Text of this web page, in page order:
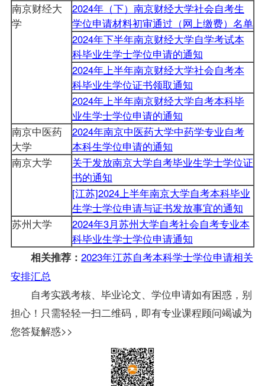
南京财经大
学
2024年（下）南京财经大学社会自考生
学位申请材料初审通过（网上缴费）名单
2024年下半年南京财经大学自学考试本
科毕业生学士学位申请的通知
2024年上半年南京财经大学社会自考本
科毕业生学位证书领取通知
2024年上半年南京财经大学自考本科毕
业生学士学位申请的通知
南京中医药
大学
2024年南京中医药大学中药学专业自考
本科生学位申请的通知
南京大学
关于发放南京大学自考毕业生学士学位证
书的通知
[江苏]2024上半年南京大学自考本科毕业
生学士学位申请与证书发放事宜的通知
苏州大学
2024年3月苏州大学自考社会自考专业本
科毕业生学士学位申请通知
相关推荐： 2023年江苏自考本科学士学位申请相关
安排汇总
自考实践考核、毕业论文、学位申请如有困惑，别
担心！只需轻轻一扫二维码，即有专业课程顾问竭诚为
您答疑解惑>>